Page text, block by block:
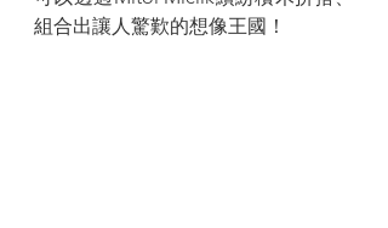
組合出讓人驚歎的想像王國！